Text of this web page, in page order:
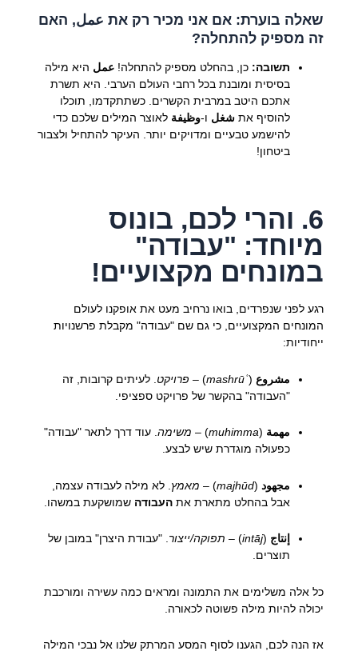
שאלה בוערת: אם אני מכיר רק את عمل, האם
זה מספיק להתחלה?
תשובה: כן, בהחלט מספיק להתחלה! عمل היא מילה
בסיסית ומובנת בכל רחבי העולם הערבי. היא תשרת
אתכם היטב במרבית הקשרים. כשתתקדמו, תוכלו
להוסיף את شغل ו-وظيفة לאוצר המילים שלכם כדי
להישמע טבעיים ומדויקים יותר. העיקר להתחיל ולצבור
ביטחון!
6. והרי לכם, בונוס
מיוחד: "עבודה"
במונחים מקצועיים!
רגע לפני שנפרדים, בואו נרחיב מעט את אופקנו לעולם
המונחים המקצועיים, כי גם שם "עבודה" מקבלת פרשנויות
ייחודיות:
مشروع (
mashrūʿ
) – פרויקט . לעיתים קרובות, זה
"העבודה" בהקשר של פרויקט ספציפי.
مهمة (
muhimma
) – משימה. עוד דרך לתאר "עבודה"
כפעולה מוגדרת שיש לבצע.
مجهود(
majhūd
) – מאמץ . לא מילה לעבודה עצמה,
אבל בהחלט מתארת את העבודה שמושקעת במשהו.
إنتاج (
intāj
) – תפוקה/ייצור . "עבודת היצרן" במובן של
תוצרים.
כל אלה משלימים את התמונה ומראים כמה עשירה ומורכבת
יכולה להיות מילה פשוטה לכאורה.
אז הנה לכם, הגענו לסוף המסע המרתק שלנו אל נבכי המילה